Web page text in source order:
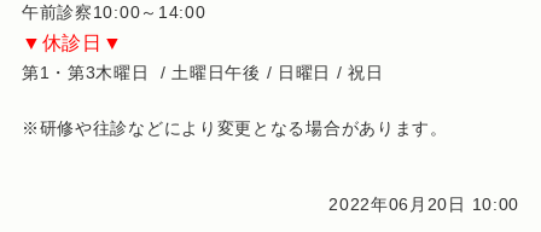
午前診察10:00～14:00
▼休診日▼
第1・第3木曜日 / 土曜日午後 / 日曜日 / 祝日
※研修や往診などにより変更となる場合があります。
2022年06月20日 10:00